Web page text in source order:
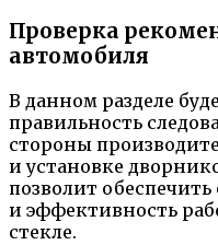
Проверка
автомобиля
В данном разделе
правильность
стороны
и установке
позволит
и эффективность
стекле.